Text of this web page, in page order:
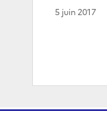
5 juin 2017